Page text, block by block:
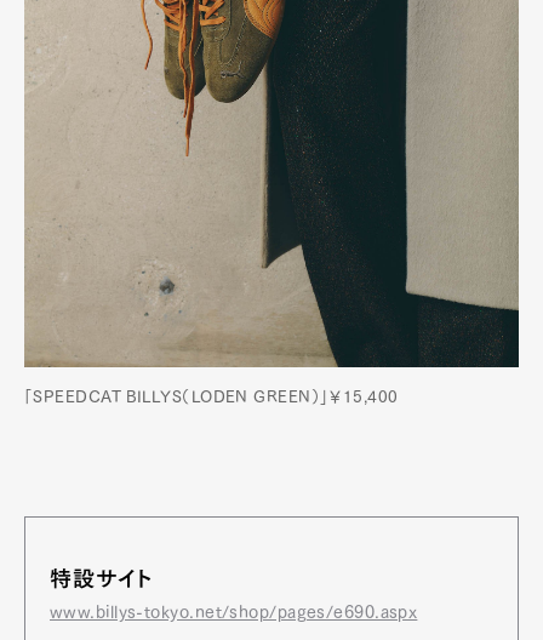
「SPEEDCAT BILLYS（LODEN GREEN）」￥15,400
特設サイト
www.billys-tokyo.net/shop/pages/e690.aspx